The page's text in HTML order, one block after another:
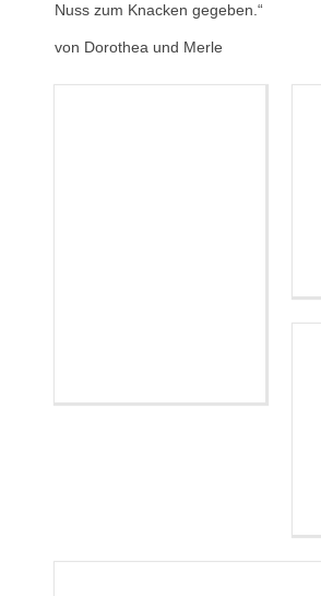
Nuss zum Knacken gegeben.“
von Dorothea und Merle